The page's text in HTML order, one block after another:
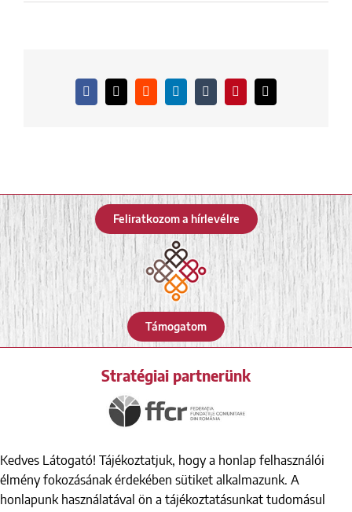
Facebook
X RedditLinkedInTumblrPinterestEmail:
Feliratkozom a hírlevélre
Támogatom
Stratégiai partnerünk
Kedves Látogató! Tájékoztatjuk, hogy a honlap felhasználói
élmény fokozásának érdekében sütiket alkalmazunk. A
honlapunk használatával ön a tájékoztatásunkat tudomásul